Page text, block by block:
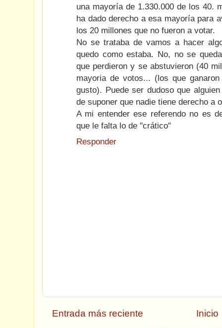
una mayoría de 1.330.000 de los 40.
ha dado derecho a esa mayoría para
los 20 millones que no fueron a votar.
No se trataba de vamos a hacer
quedo como estaba. No, no se
que perdieron y se abstuvieron (40
mayoria de votos... (los que
gusto). Puede ser dudoso que
de suponer que nadie tiene derecho a
A mi entender ese referendo no es
que le falta lo de "crático"
Responder
Entrada más reciente
Inicio